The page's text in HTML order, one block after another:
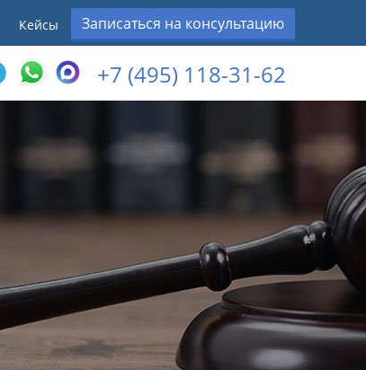
Кейсы Записаться на консультацию
+7 (495) 118-31-62